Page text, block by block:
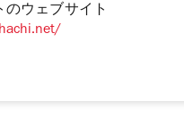
のウェブサイト